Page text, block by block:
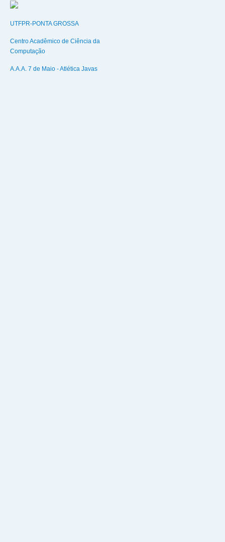
UTFPR-PONTA GROSSA
Centro Acadêmico de Ciência da
Computação
A.A.A. 7 de Maio - Atlética Javas